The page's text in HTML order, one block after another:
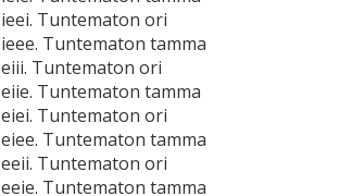
ieei. Tuntematon ori
ieee. Tuntematon tamma
eiii. Tuntematon ori
eiie. Tuntematon tamma
eiei. Tuntematon ori
eiee. Tuntematon tamma
eeii. Tuntematon ori
eeie. Tuntematon tamma